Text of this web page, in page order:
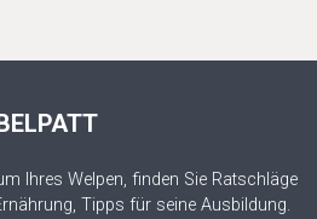
Ihres Welpen, finden Sie Ratschläge
Tipps für seine Ausbildung.